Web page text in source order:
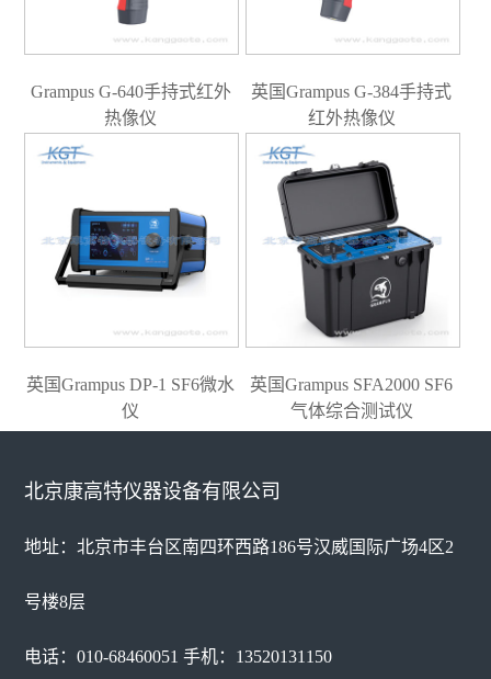
Grampus G-640手持式红外
热像仪
英国Grampus G-384手持式
红外热像仪
英国Grampus DP-1 SF6微水
仪
英国Grampus SFA2000 SF6
气体综合测试仪
北京康高特仪器设备有限公司
地址：北京市丰台区南四环西路186号汉威国际广场4区2
号楼8层
电话：010-68460051 手机：13520131150